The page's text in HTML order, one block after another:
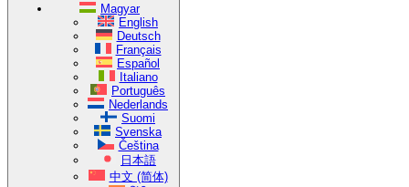
Magyar
English
Deutsch
Français
Español
Italiano
Português
Nederlands
Suomi
Svenska
Čeština
日本語
中文 (简体)